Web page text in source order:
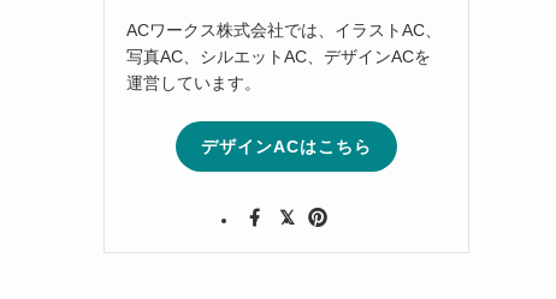
ACワークス株式会社では、イラストAC、
写真AC、シルエットAC、デザインACを
運営しています。
デザインACはこちら